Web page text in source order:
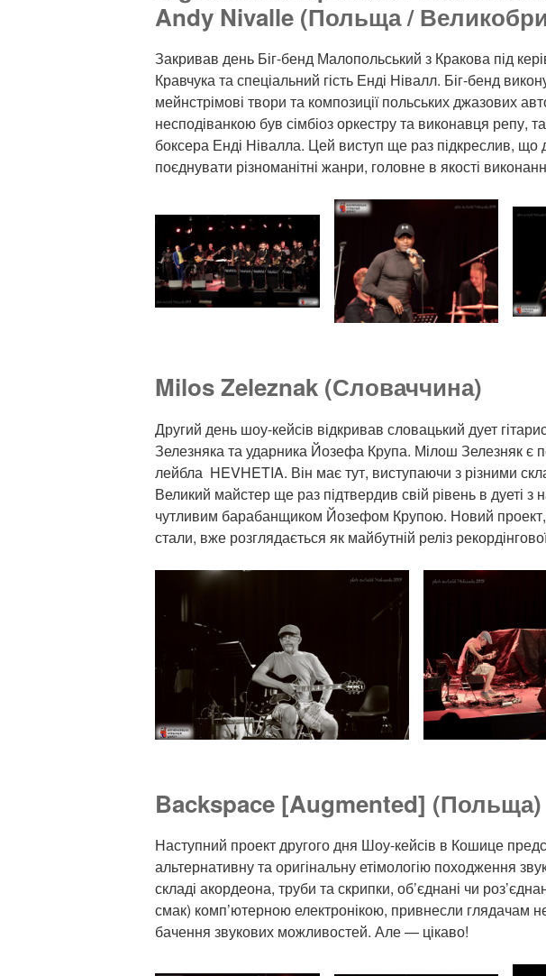
Andy Nivalle (Польща /
Закривав день Біг-бенд Малопольський з Кракова під
Кравчука та спеціальний гість Енді Нівалл. Біг-бенд
мейнстрімові твори та композиції польських джазових
несподіванкою був сімбіоз оркестру та виконавця репу,
боксера Енді Нівалла. Цей виступ ще раз підкреслив,
поєднувати різноманітні жанри, головне в якості
Milos Zeleznak (Словаччина)
Другий день шоу-кейсів відкривав словацький дует
Зелезняка та ударника Йозефа Крупа. Мілош Зелезняк є
лейбла HEVHETIA. Він має тут, виступаючи з різними
Великий майстер ще раз підтвердив свій рівень в дуеті з
чутливим барабанщиком Йозефом Крупою. Новий проект,
стали, вже розглядається як майбутній реліз
Backspace [Augmented] (Польща)
Наступний проект другого дня Шоу-кейсів в Кошице
альтернативну та оригінальну етімологію походження
складі акордеона, труби та скрипки, об’єднані чи
смак) комп’ютерною електронікою, привнесли глядачам
бачення звукових можливостей. Але — цікаво!